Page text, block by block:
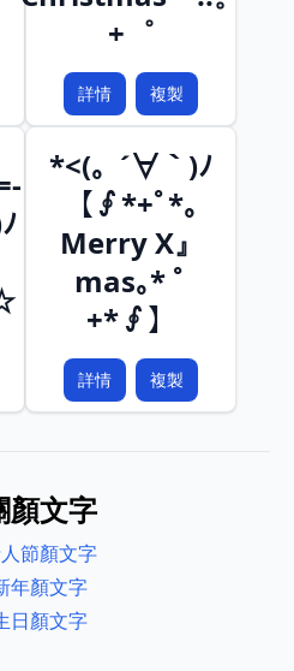
+゜
詳情 複製
*<(。´∀｀)ﾉ
【∮*+ﾟ*｡
Merry X』
mas｡* ﾟ
+*∮】
詳情 複製
顏文字
節顏文字
年顏文字
日顏文字